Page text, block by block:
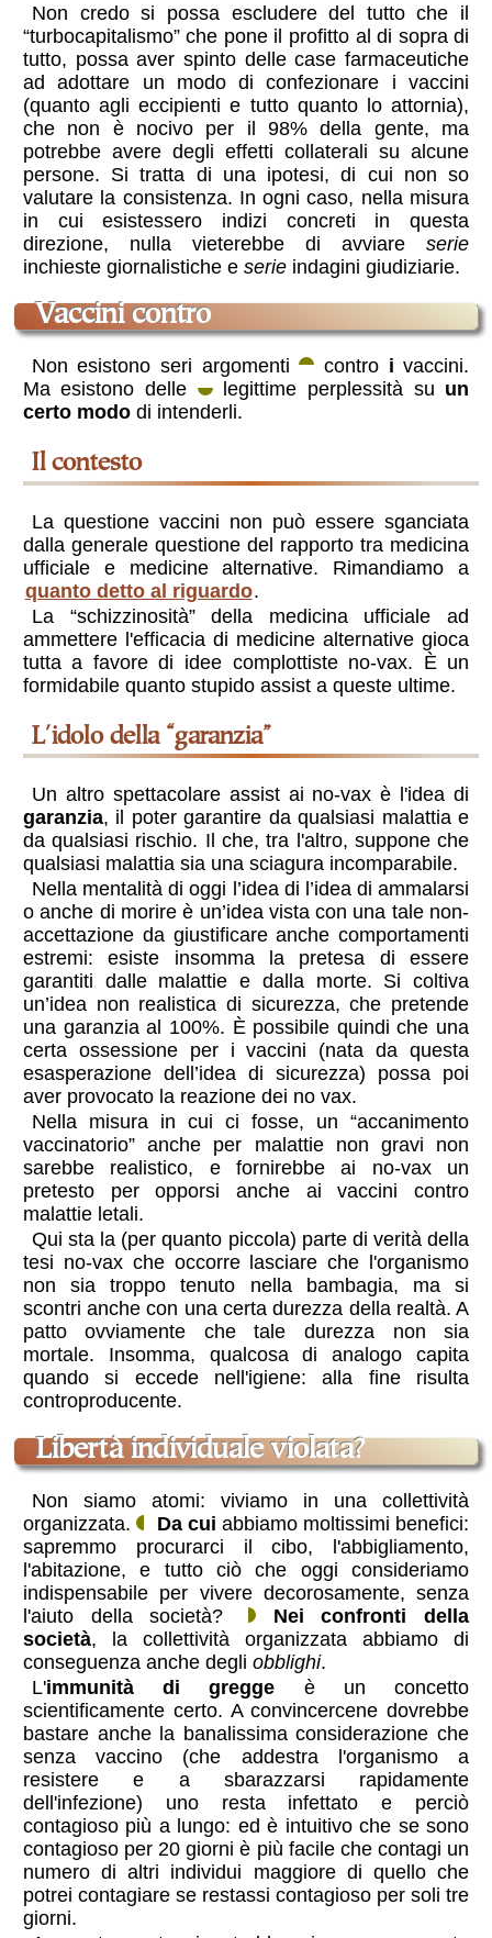
Non credo si possa escludere del tutto che il
“turbocapitalismo” che pone il profitto al di sopra di
tutto, possa aver spinto delle case farmaceutiche
ad adottare un modo di confezionare i vaccini
(quanto agli eccipienti e tutto quanto lo attornia),
che non è nocivo per il 98% della gente, ma
potrebbe avere degli effetti collaterali su alcune
persone. Si tratta di una ipotesi, di cui non so
valutare la consistenza. In ogni caso, nella misura
in cui esistessero indizi concreti in questa
direzione, nulla vieterebbe di avviareserie
inchieste giornalistiche e serieindagini giudiziarie.
vaccini contro
Non esistono seri argomenti contro i vaccini.
Ma esistono delle
legittime perplessità su un
certo mododi intenderli.
il contesto
La questione vaccini non può essere sganciata
dalla generale questione del rapporto tra medicina
ufficiale e medicine alternative. Rimandiamo a
quanto detto al riguardo.
La “schizzinosità” della medicina ufficiale ad
ammettere l'efficacia di medicine alternative gioca
tutta a favore di idee complottiste no-vax. È un
formidabile quanto stupido assist a queste ultime.
l'idolo della “garanzia”
Un altro spettacolare assist ai no-vax è l'idea di
garanzia, il poter garantire da qualsiasi malattia e
da qualsiasi rischio. Il che, tra l'altro, suppone che
qualsiasi malattia sia una sciagura incomparabile.
Nella mentalità di oggi l’idea di l’idea di ammalarsi
o anche di morire è un’idea vista con una tale non-
accettazione da giustificare anche comportamenti
estremi: esiste insomma la pretesa di essere
garantiti dalle malattie e dalla morte. Si coltiva
un’idea non realistica di sicurezza, che pretende
una garanzia al 100%. È possibile quindi che una
certa ossessione per i vaccini (nata da questa
esasperazione dell’idea di sicurezza) possa poi
aver provocato la reazione dei no vax.
Nella misura in cui ci fosse, un “accanimento
vaccinatorio” anche per malattie non gravi non
sarebbe realistico, e fornirebbe ai no-vax un
pretesto per opporsi anche ai vaccini contro
malattie letali.
Qui sta la (per quanto piccola) parte di verità della
tesi no-vax che occorre lasciare che l'organismo
non sia troppo tenuto nella bambagia, ma si
scontri anche con una certa durezza della realtà. A
patto ovviamente che tale durezza non sia
mortale. Insomma, qualcosa di analogo capita
quando si eccede nell'igiene: alla fine risulta
controproducente.
libertà individuale violata?
Non siamo atomi: viviamo in una collettività
organizzata.
Da cui abbiamo moltissimi benefici:
sapremmo procurarci il cibo, l'abbigliamento,
l'abitazione, e tutto ciò che oggi consideriamo
indispensabile per vivere decorosamente, senza
l'aiuto della società?
Nei confronti della
società, la collettività organizzata abbiamo di
conseguenza anche degli obblighi.
L'immunità di gregge è un concetto
scientificamente certo. A convincercene dovrebbe
bastare anche la banalissima considerazione che
senza vaccino (che addestra l'organismo a
resistere e a sbarazzarsi rapidamente
dell'infezione) uno resta infettato e perciò
contagioso più a lungo: ed è intuitivo che se sono
contagioso per 20 giorni è più facile che contagi un
numero di altri individui maggiore di quello che
potrei contagiare se restassi contagioso per soli tre
giorni.